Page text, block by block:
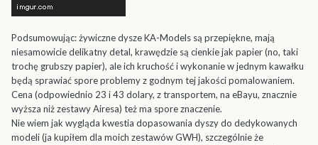
Podsumowując: żywiczne dysze KA-Models są przepiękne, mają
niesamowicie delikatny detal, krawędzie są cienkie jak papier (no, taki
trochę grubszy papier), ale ich kruchość i wykonanie w jednym kawałku
będą sprawiać spore problemy z godnym tej jakości pomalowaniem.
Cena (odpowiednio 23 i 43 dolary, z transportem, na eBayu, znacznie
wyższa niż zestawy Airesa) też ma spore znaczenie.
Nie wiem jak wygląda kwestia dopasowania dyszy do dedykowanych
modeli (ja kupiłem dla moich zestawów GWH), szczególnie że